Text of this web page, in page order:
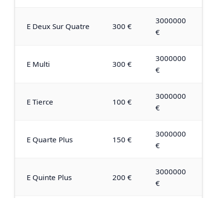
E Deux Sur Quatre 300 €
3000000
€
E Multi 300 €
3000000
€
E Tierce 100 €
3000000
€
E Quarte Plus 150 €
3000000
€
E Quinte Plus 200 €
3000000
€